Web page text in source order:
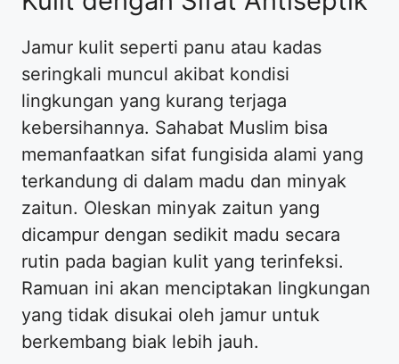
Jamur kulit seperti panu atau kadas
seringkali muncul akibat kondisi
lingkungan yang kurang terjaga
kebersihannya. Sahabat Muslim bisa
memanfaatkan sifat fungisida alami yang
terkandung di dalam madu dan minyak
zaitun. Oleskan minyak zaitun yang
dicampur dengan sedikit madu secara
rutin pada bagian kulit yang terinfeksi.
Ramuan ini akan menciptakan lingkungan
yang tidak disukai oleh jamur untuk
berkembang biak lebih jauh.